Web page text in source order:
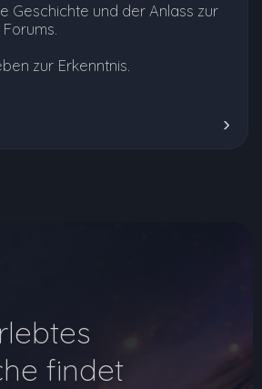
Geschichte und der Anlass zur
zur Erkenntnis.
findet